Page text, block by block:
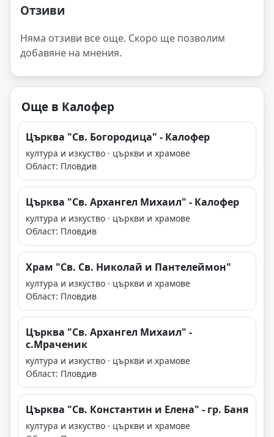
Отзиви
Няма отзиви все още. Скоро ще позволим
добавяне на мнения.
Още в Калофер
Църква "Св. Богородица" - Калофер
култура и изкуство · църкви и храмове
Област: Пловдив
Църква "Св. Архангел Михаил" - Калофер
култура и изкуство · църкви и храмове
Област: Пловдив
Храм "Св. Св. Николай и Пантелеймон"
култура и изкуство · църкви и храмове
Област: Пловдив
Църква "Св. Архангел Михаил" -
с.Мраченик
култура и изкуство · църкви и храмове
Област: Пловдив
Църква "Св. Константин и Елена" - гр. Баня
култура и изкуство · църкви и храмове